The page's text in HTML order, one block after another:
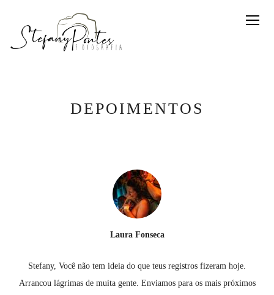
DEPOIMENTOS
Stefany, Você não tem ideia do que teus registros fizeram hoje.
Arrancou lágrimas de muita gente. Enviamos para os mais próximos
Laura Fonseca